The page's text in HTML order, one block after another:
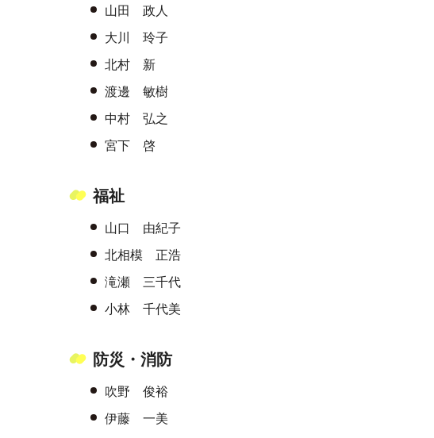
山田 政人
大川 玲子
北村 新
渡邊 敏樹
中村 弘之
宮下 啓
福祉
山口 由紀子
北相模 正浩
滝瀬 三千代
小林 千代美
防災・消防
吹野 俊裕
伊藤 一美